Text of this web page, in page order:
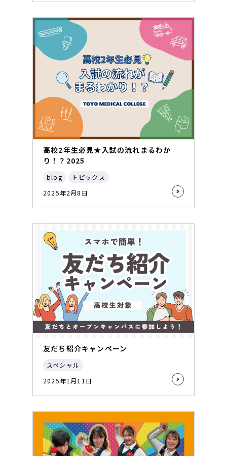
高校2年生必見★入試の流れまるわか
り！？2025
blog
トピックス
2025年2月8日
友だち紹介キャンペーン
スペシャル
2025年1月11日